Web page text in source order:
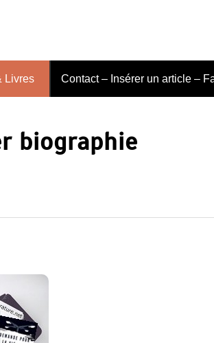
Livres Contact – Insérer un article –
biographie